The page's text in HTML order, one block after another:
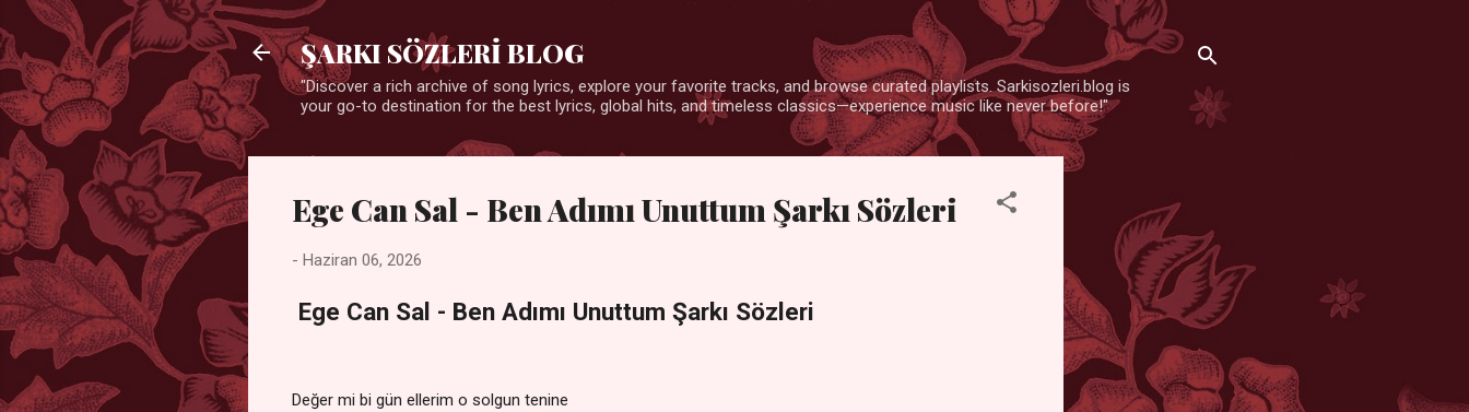
ŞARKI SÖZLERİ BLOG
"Discover a rich archive of song lyrics, explore your favorite tracks, and browse curated playlists. Sarkisozleri.blog is
your go-to destination for the best lyrics, global hits, and timeless classics—experience music like never before!"
Ege Can Sal - Ben Adımı Unuttum Şarkı Sözleri
- Haziran 06, 2026
Ege Can Sal - Ben Adımı Unuttum Şarkı Sözleri
Değer mi bi gün ellerim o solgun tenine